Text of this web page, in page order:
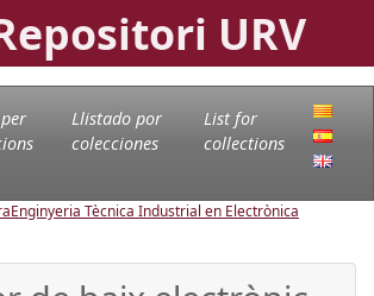
URV
Llistado por
colecciones
List for
collections
Enginyeria Tècnica Industrial en Electrònica